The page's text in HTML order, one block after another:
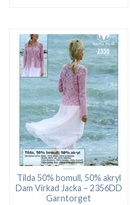
Tilda 50% bomull, 50% akryl
Dam Virkad Jacka – 2356DD
Garntorget